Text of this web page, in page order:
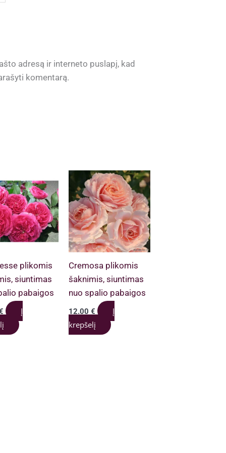
adresą ir interneto puslapį, kad
komentarą.
plikomis
siuntimas
pabaigos
Į
Cremosa plikomis
šaknimis, siuntimas
nuo spalio pabaigos
12.00€
Į
krepšelį